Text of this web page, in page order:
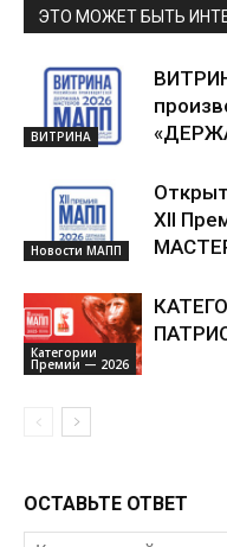
ЭТО МОЖЕТ БЫТЬ
ВИТРИНА
Новости МАПП
XII
Категории
Премии — 2026
ОСТАВЬТЕ ОТВЕТ